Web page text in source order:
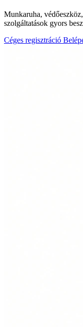
Munkaruha,
szolgáltatások gyors
Céges regisztráció